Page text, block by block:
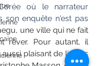
où le narrateur
son enquête n'est pas
une ville qui ne fait
rêver. Pour autant, il
plaisant de lire les